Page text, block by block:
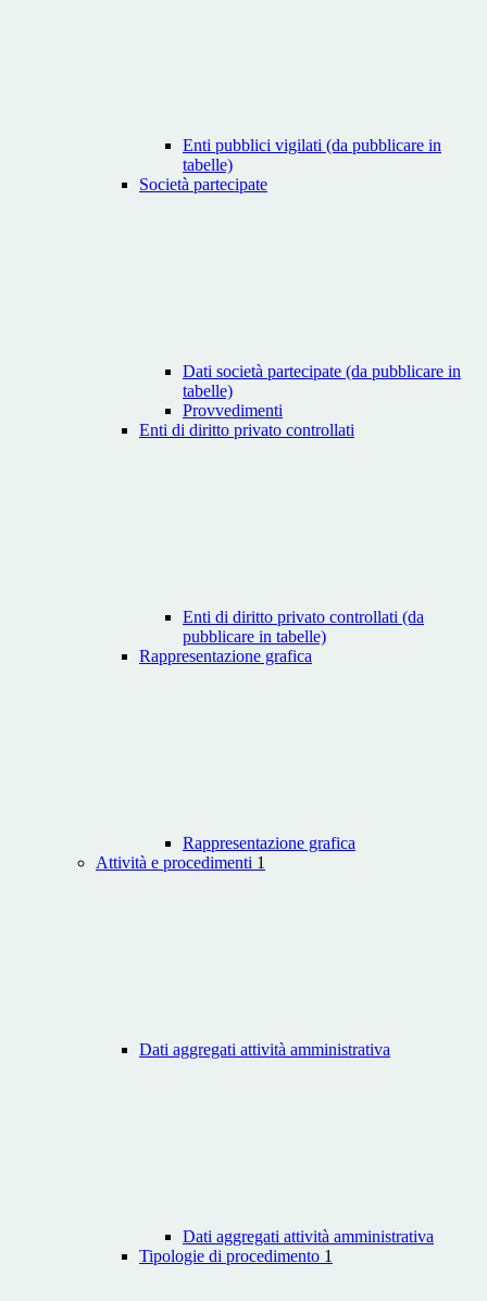
Enti pubblici vigilati (da pubblicare in
tabelle)
Società partecipate
Dati società partecipate (da pubblicare in
tabelle)
Provvedimenti
Enti di diritto privato controllati
Enti di diritto privato controllati (da
pubblicare in tabelle)
Rappresentazione grafica
Rappresentazione grafica
Attività e procedimenti 1
Dati aggregati attività amministrativa
Dati aggregati attività amministrativa
Tipologie di procedimento 1